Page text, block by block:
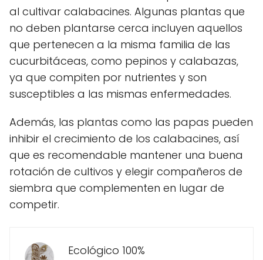
al cultivar calabacines. Algunas plantas que
no deben plantarse cerca incluyen aquellos
que pertenecen a la misma familia de las
cucurbitáceas, como pepinos y calabazas,
ya que compiten por nutrientes y son
susceptibles a las mismas enfermedades.
Además, las plantas como las papas pueden
inhibir el crecimiento de los calabacines, así
que es recomendable mantener una buena
rotación de cultivos y elegir compañeros de
siembra que complementen en lugar de
competir.
Ecológico 100%